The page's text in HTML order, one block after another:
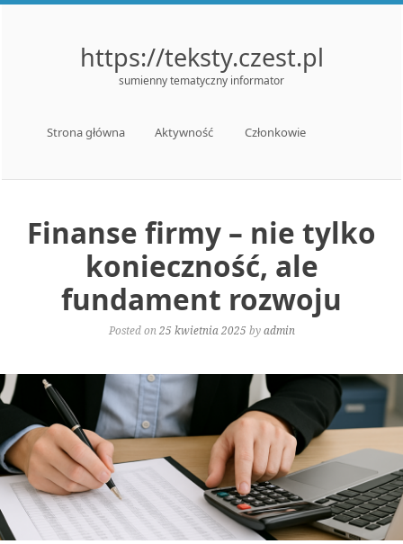
https://teksty.czest.pl
sumienny tematyczny informator
Skip to content
Strona główna Aktywność Członkowie
Finanse firmy – nie tylko
konieczność, ale
fundament rozwoju
Posted on 25 kwietnia 2025 byadmin